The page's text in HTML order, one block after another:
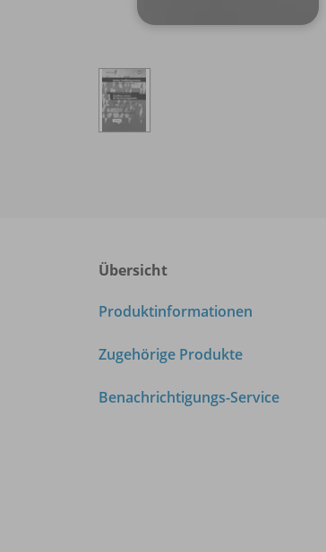
Übersicht
Produktinformationen
Zugehörige Produkte
Benachrichtigungs-Service